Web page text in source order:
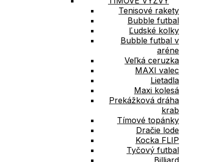
Tenisové rakety
Bubble futbal
Ľudské kolky
Bubble futbal v
aréne
Veľká ceruzka
MAXI valec
Lietadla
Maxi kolesá
Prekážková dráha
krab
Tímové topánky
Dračie lode
Kocka FLIP
Tyčový futbal
Billiard